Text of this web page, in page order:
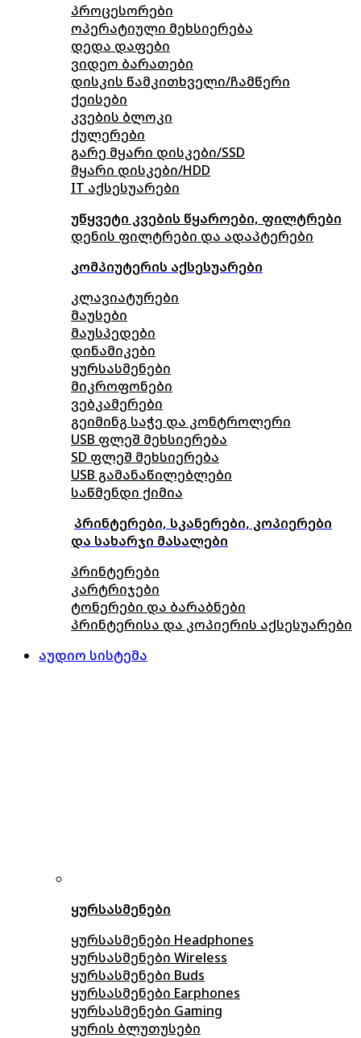
პროცესორები
ოპერატიული მეხსიერება
დედა დაფები
ვიდეო ბარათები
დისკის წამკითხველი/ჩამწერი
ქეისები
კვების ბლოკი
ქულერები
გარე მყარი დისკები/SSD
მყარი დისკები/HDD
IT აქსესუარები
უწყვეტი კვების წყაროები, ფილტრები
დენის ფილტრები და ადაპტერები
კომპიუტერის აქსესუარები
კლავიატურები
მაუსები
მაუსპედები
დინამიკები
ყურსასმენები
მიკროფონები
ვებკამერები
გეიმინგ საჭე და კონტროლერი
USB ფლეშ მეხსიერება
SD ფლეშ მეხსიერება
USB გამანაწილებლები
საწმენდი ქიმია
პრინტერები, სკანერები, კოპიერები
და სახარჯი მასალები
პრინტერები
კარტრიჯები
ტონერები და ბარაბნები
პრინტერისა და კოპიერის აქსესუარები
აუდიო სისტემა
ყურსასმენები
ყურსასმენები Headphones
ყურსასმენები Wireless
ყურსასმენები Buds
ყურსასმენები Earphones
ყურსასმენები Gaming
ყურის ბლუთუსები